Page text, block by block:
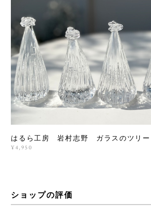
はるら工房 岩村志野 ガラスのツリー
¥4,950
ショップの評価